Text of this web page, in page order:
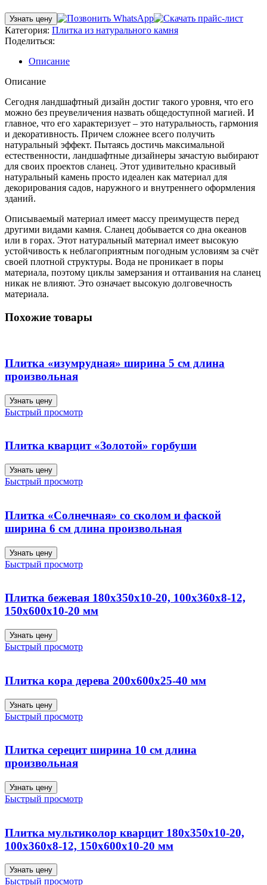
Узнать цену
Категория: Плитка из натурального камня
Поделиться:
Описание
Описание
Сегодня ландшафтный дизайн достиг такого уровня, что его
можно без преувеличения назвать общедоступной магией. И
главное, что его характеризует – это натуральность, гармония
и декоративность. Причем сложнее всего получить
натуральный эффект. Пытаясь достичь максимальной
естественности, ландшафтные дизайнеры зачастую выбирают
для своих проектов сланец. Этот удивительно красивый
натуральный камень просто идеален как материал для
декорирования садов, наружного и внутреннего оформления
зданий.
Описываемый материал имеет массу преимуществ перед
другими видами камня. Сланец добывается со дна океанов
или в горах. Этот натуральный материал имеет высокую
устойчивость к неблагоприятным погодным условиям за счёт
своей плотной структуры. Вода не проникает в поры
материала, поэтому циклы замерзания и оттаивания на сланец
никак не влияют. Это означает высокую долговечность
материала.
Похожие товары
Плитка «изумрудная» ширина 5 см длина
произвольная
Узнать цену
Быстрый просмотр
Плитка кварцит «Золотой» горбуши
Узнать цену
Быстрый просмотр
Плитка «Солнечная» со сколом и фаской
ширина 6 см длина произвольная
Узнать цену
Быстрый просмотр
Плитка бежевая 180х350х10-20, 100х360х8-12,
150х600х10-20 мм
Узнать цену
Быстрый просмотр
Плитка кора дерева 200х600х25-40 мм
Узнать цену
Быстрый просмотр
Плитка серецит ширина 10 см длина
произвольная
Узнать цену
Быстрый просмотр
Плитка мультиколор кварцит 180х350х10-20,
100х360х8-12, 150х600х10-20 мм
Узнать цену
Быстрый просмотр